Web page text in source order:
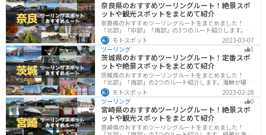
い。
奈良県のおすすめツーリングルート！絶景スポ
ットや観光スポットをまとめて紹介
奈良県のおすすめツーリングルートをまとめました！
「北部」「中部」「南部」の3つのルート紹介します。歴
史のある神社寺院が多数あり、自然豊かや山々、グルメ
を満喫するツーリングができます。バイクで奈良県にツ
ーリングに行く際は参考にしてください。
モトスポット
2023-03-07
ツーリング
1
茨城県のおすすめツーリングルート！定番スポ
ットや絶景スポットをまとめて紹介
茨城県のおすすめツーリングルートをまとめました！
「北部」「南部」の2つのルート紹介します。海鮮が堪能
できる港や梅の景勝地、自然豊かな山々があるのでツー
リングにもってこいです。バイクで茨城県にツーリング
に行く際は参考にしてください。
モトスポット
2023-02-28
ツーリング
0
宮崎県のおすすめツーリングルート！絶景スポ
ットや観光スポットをまとめて紹介
宮崎県のおすすめツーリングルートをまとめました！